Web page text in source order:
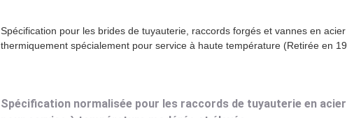
Spécification pour les brides de tuyauterie, raccords forgés et vannes en
thermiquement spécialement pour service à haute température (Retirée en
Spécification normalisée pour les raccords de tuyauterie en